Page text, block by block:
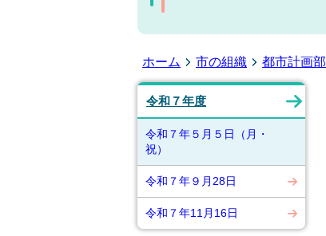
ホーム 市の組織 都市計画部
令和７年度
令和７年５月５日（月・
祝）
令和７年９月28日
令和７年11月16日